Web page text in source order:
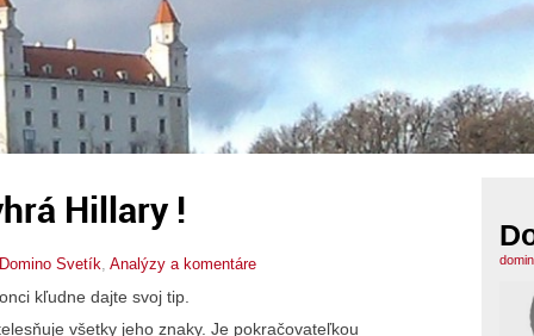
Hillary !
Domino Svetík Analýzy a komentáre
kľudne dajte svoj tip.
všetky jeho znaky. Je pokračovateľkou